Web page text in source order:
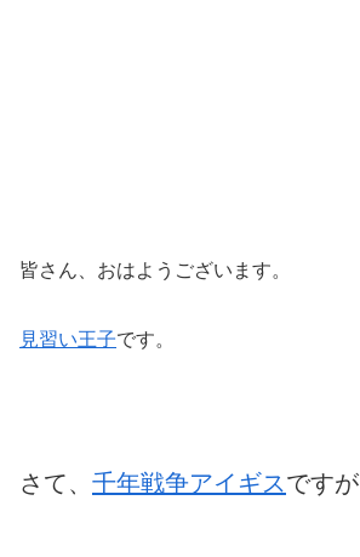
皆さん、おはようございます。
見習い王子です。
さて、 千年戦争アイギスですが